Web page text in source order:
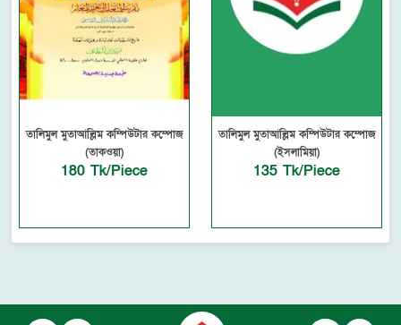
তালিমুল মুতাআল্লিম কম্পিউটার কম্পোজ
(তাকওয়া)
180 Tk/Piece
তালিমুল মুতাআল্লিম কম্পিউটার কম্পোজ
(ইসলামিয়া)
135 Tk/Piece